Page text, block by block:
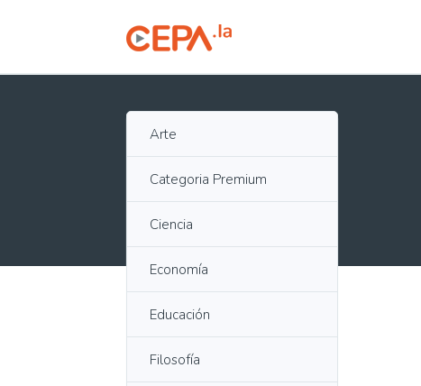
Arte
Categoria Premium
Ciencia
Economía
Educación
Filosofía